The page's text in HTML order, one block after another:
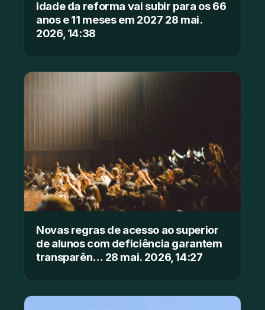
Idade da reforma vai subir para os 66
anos e 11 meses em 2027 28 mai.
2026, 14:38
Novas regras de acesso ao superior
de alunos com deficiência garantem
transparên… 28 mai. 2026, 14:27